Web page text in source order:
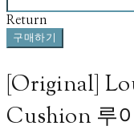
Return
구매하기
[Original]
Cushion 루